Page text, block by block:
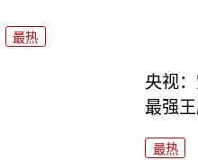
最热
央视
最强
最热